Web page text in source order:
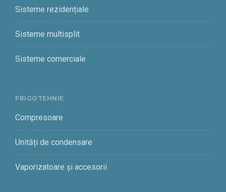
Sisteme rezidențiale
Sisteme multisplit
Sisteme comerciale
FRIGOTEHNIE
Compresoare
Unități de condensare
Vaporizatoare și accesorii